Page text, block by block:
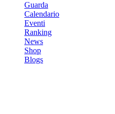
Guarda
Calendario
Eventi
Ranking
News
Shop
Blogs